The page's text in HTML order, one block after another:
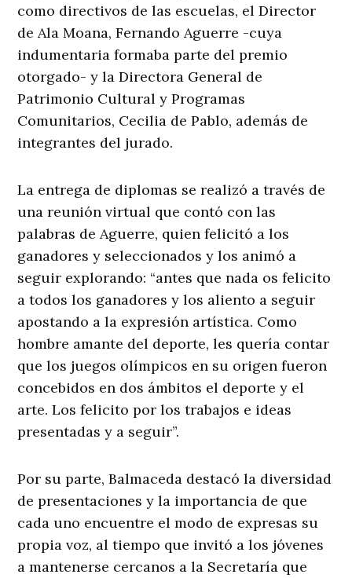
como directivos de las escuelas, el Director
de Ala Moana, Fernando Aguerre -cuya
indumentaria formaba parte del premio
otorgado- y la Directora General de
Patrimonio Cultural y Programas
Comunitarios, Cecilia de Pablo, además de
integrantes del jurado.
La entrega de diplomas se realizó a través de
una reunión virtual que contó con las
palabras de Aguerre, quien felicitó a los
ganadores y seleccionados y los animó a
seguir explorando: “antes que nada os felicito
a todos los ganadores y los aliento a seguir
apostando a la expresión artística. Como
hombre amante del deporte, les quería contar
que los juegos olímpicos en su origen fueron
concebidos en dos ámbitos el deporte y el
arte. Los felicito por los trabajos e ideas
presentadas y a seguir”.
Por su parte, Balmaceda destacó la diversidad
de presentaciones y la importancia de que
cada uno encuentre el modo de expresas su
propia voz, al tiempo que invitó a los jóvenes
a mantenerse cercanos a la Secretaría que